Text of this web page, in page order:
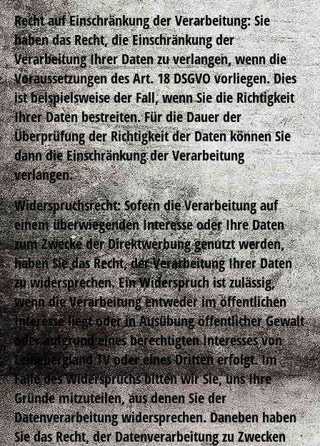
Recht auf Einschränkung der Verarbeitung: Sie
haben das Recht, die Einschränkung der
Verarbeitung Ihrer Daten zu verlangen, wenn die
Voraussetzungen des Art. 18 DSGVO vorliegen. Dies
ist beispielsweise der Fall, wenn Sie die Richtigkeit
Ihrer Daten bestreiten. Für die Dauer der
Überprüfung der Richtigkeit der Daten können Sie
dann die Einschränkung der Verarbeitung
verlangen.
Widerspruchsrecht: Sofern die Verarbeitung auf
einem überwiegenden Interesse oder Ihre Daten
zum Zwecke der Direktwerbung genutzt werden,
haben Sie das Recht, der Verarbeitung Ihrer Daten
zu widersprechen. Ein Widerspruch ist zulässig,
wenn die Verarbeitung entweder im öffentlichen
Interesse liegt oder in Ausübung öffentlicher Gewalt
oder aufgrund eines berechtigten Interesses von
Leinebergland TV oder eines Dritten erfolgt. Im
Falle des Widerspruchs bitten wir Sie, uns Ihre
Gründe mitzuteilen, aus denen Sie der
Datenverarbeitung widersprechen. Daneben haben
Sie das Recht, der Datenverarbeitung zu Zwecken